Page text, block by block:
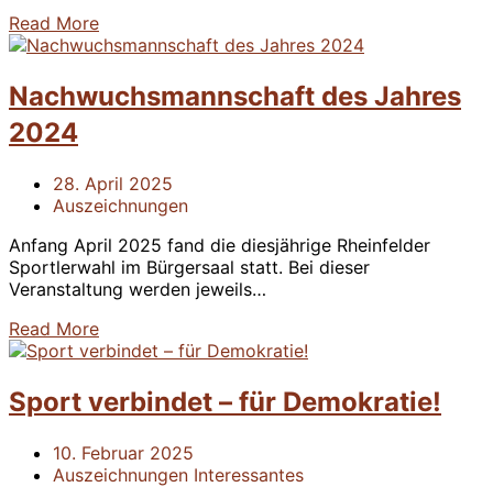
Read More
Nachwuchsmannschaft des Jahres
2024
28. April 2025
Auszeichnungen
Anfang April 2025 fand die diesjährige Rheinfelder
Sportlerwahl im Bürgersaal statt. Bei dieser
Veranstaltung werden jeweils…
Read More
Sport verbindet – für Demokratie!
10. Februar 2025
Auszeichnungen Interessantes